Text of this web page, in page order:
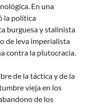
En una
la política
burguesa y stalinista
de leva imperialista
contra la plutocracia.
de la táctica y de la
vieja en los
de los